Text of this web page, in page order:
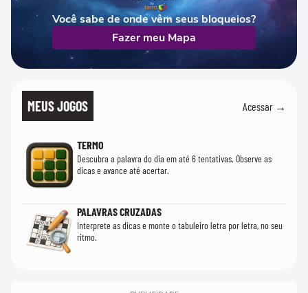
Você sabe de onde vêm seus bloqueios?
Fazer meu Mapa
MEUS JOGOS Acessar →
TERMO
Descubra a palavra do dia em até 6 tentativas. Observe as
dicas e avance até acertar.
PALAVRAS CRUZADAS
Interprete as dicas e monte o tabuleiro letra por letra, no seu
ritmo.